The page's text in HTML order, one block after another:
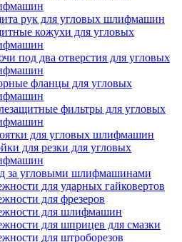
рук для угловых шлифмашин
кожухи для угловых
под два отверстия для угловых
фланцы для угловых
фильтры для угловых
для угловых шлифмашин
для резки для угловых
за угловыми шлифмашинами
для ударных гайковертов
для фрезеров
для шлифмашин
для шприцев для смазки
для штроборезов